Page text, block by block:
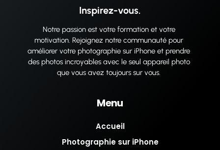
Inspirez-vous.
Notre passion est votre formation et votre
motivation. Rejoignez notre communauté pour
améliorer votre photographie sur iPhone et prendre
des photos incroyables avec le seul appareil photo
que vous avez toujours sur vous.
Menu
Accueil
Photographie sur iPhone